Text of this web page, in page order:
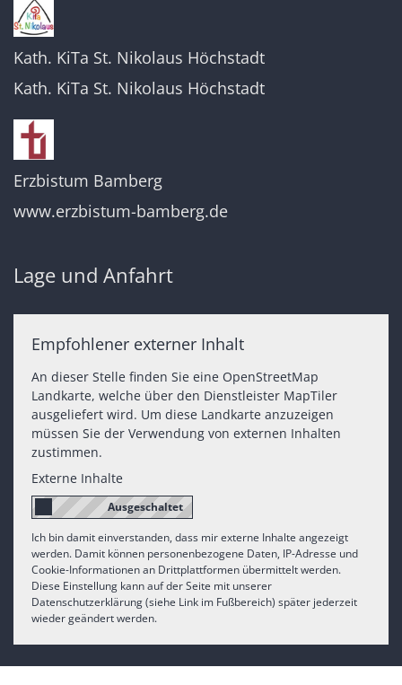
Kath. KiTa St. Nikolaus Höchstadt
Kath. KiTa St. Nikolaus Höchstadt
Erzbistum Bamberg
www.erzbistum-bamberg.de
Lage und Anfahrt
Empfohlener externer Inhalt
An dieser Stelle finden Sie eine OpenStreetMap
Landkarte, welche über den Dienstleister MapTiler
ausgeliefert wird. Um diese Landkarte anzuzeigen
müssen Sie der Verwendung von externen Inhalten
zustimmen.
Externe Inhalte
Ich bin damit einverstanden, dass mir externe Inhalte angezeigt
werden. Damit können personenbezogene Daten, IP-Adresse und
Cookie-Informationen an Drittplattformen übermittelt werden.
Diese Einstellung kann auf der Seite mit unserer
Datenschutzerklärung (siehe Link im Fußbereich) später jederzeit
wieder geändert werden.